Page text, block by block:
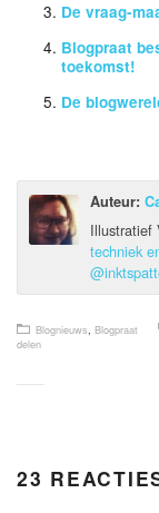
De vraag-
Blogpraat
toekomst!
De
Auteur:
Illustratief
techniek
Blognieuws, Blogpraat
delen
23